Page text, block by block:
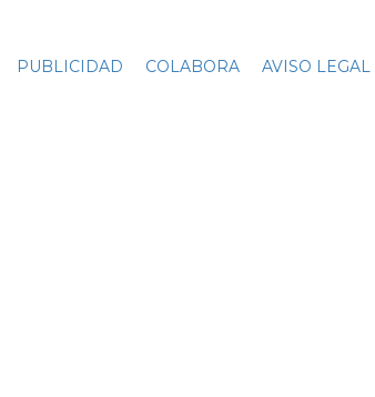
PUBLICIDAD COLABORA AVISO LEGAL